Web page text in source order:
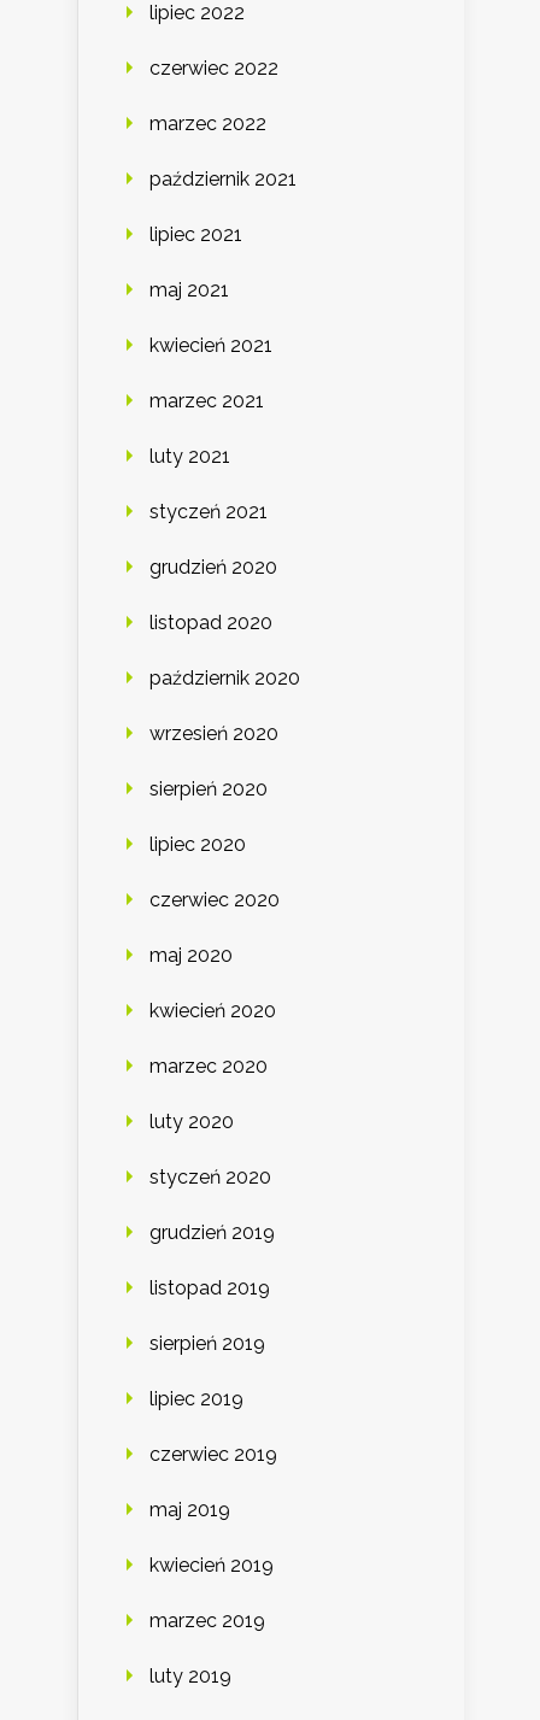
lipiec 2022
czerwiec 2022
marzec 2022
październik 2021
lipiec 2021
maj 2021
kwiecień 2021
marzec 2021
luty 2021
styczeń 2021
grudzień 2020
listopad 2020
październik 2020
wrzesień 2020
sierpień 2020
lipiec 2020
czerwiec 2020
maj 2020
kwiecień 2020
marzec 2020
luty 2020
styczeń 2020
grudzień 2019
listopad 2019
sierpień 2019
lipiec 2019
czerwiec 2019
maj 2019
kwiecień 2019
marzec 2019
luty 2019